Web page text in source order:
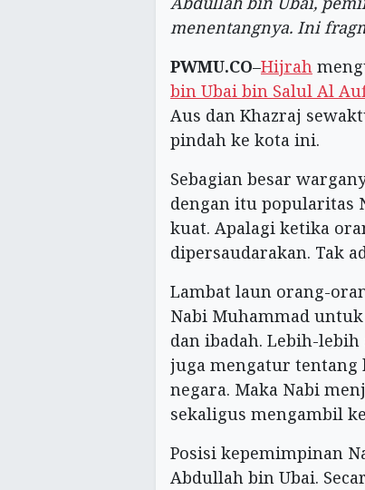
menentangnya. Ini
PWMU.CO–Hijrah
bin Ubai bin Salul Al
Aus dan Khazraj
pindah ke kota ini.
Sebagian besar
dengan itu popularitas
kuat. Apalagi ketika
dipersaudarakan. Tak
Lambat laun orang-
Nabi Muhammad
dan ibadah. Lebih-
juga mengatur tentang
negara. Maka Nabi
sekaligus mengambil
Posisi kepemimpinan
Abdullah bin Ubai.